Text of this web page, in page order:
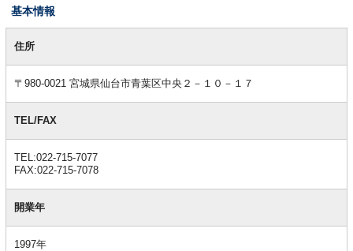
基本情報
本住所
〒980-0021 宮城県仙台市青葉区中央２－１０－１７
TEL/FAX
TEL:022-715-7077
FAX:022-715-7078
開業年
1997年